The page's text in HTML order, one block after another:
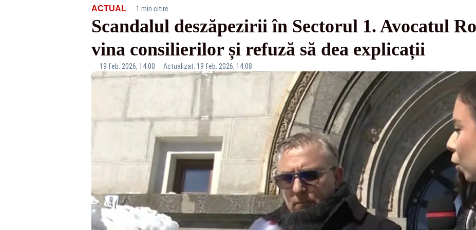
ACTUAL· 1 min citire
Scandalul deszăpezirii în Sectorul 1. Avocatul
vina consilierilor și refuză să dea explicații
19 feb. 2026, 14:00 Actualizat: 19 feb. 2026, 14:08